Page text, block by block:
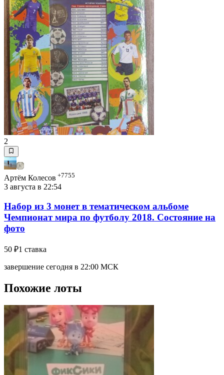
2
Артём Колесов +7755
3 августа в 22:54
Набор из 3 монет в тематическом альбоме
Чемпионат мира по футболу 2018. Состояние на
фото
50 ₽1 ставка
завершение сегодня в 22:00 МСК
Похожие лоты